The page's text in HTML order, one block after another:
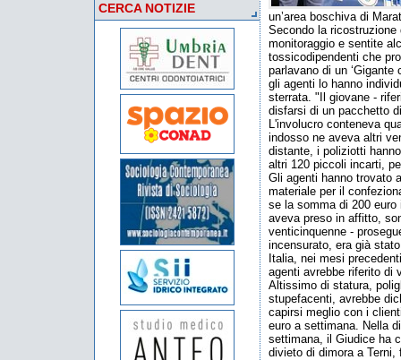
CERCA NOTIZIE
un’area boschiva di
Secondo la
monitoraggio e sentite
tossicodipendenti che
parlavano di un
gli agenti lo hanno
sterrata. "Il giovane -
disfarsi di un pacchetto
L'involucro conteneva
indosso ne aveva altri
distante, i poliziotti
altri 120 piccoli incarti,
Gli agenti hanno trovato
materiale per il
se la somma di 200
aveva preso in affitto,
venticinquenne -
incensurato, era già
Italia, nei mesi
agenti avrebbe riferito di
Altissimo di statura,
stupefacenti, avrebbe
capirsi meglio con i
euro a settimana. Nella
settimana, il Giudice ha
divieto di dimora a